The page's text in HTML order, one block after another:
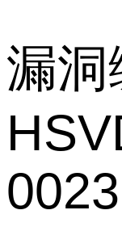
漏洞
0023